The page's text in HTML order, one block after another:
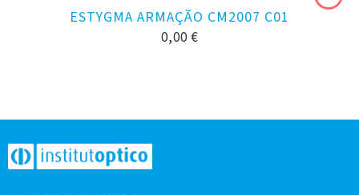
ESTYGMA ARMAÇÃO CM2007 C01
0,00 €